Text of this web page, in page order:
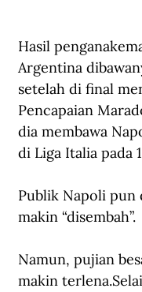
Hasil
Argentina
setelah di final
Pencapaian
dia membawa
di Liga Italia pada
Publik Napoli pun
makin “disembah”.
Namun, pujian
makin